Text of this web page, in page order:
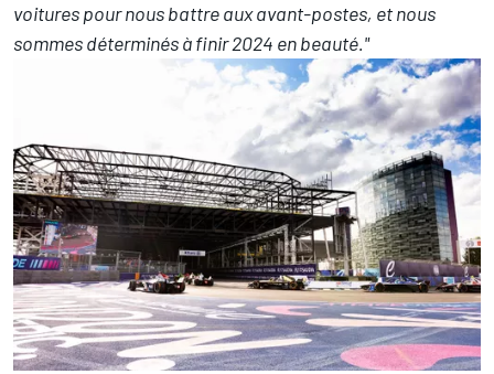
voitures pour nous battre aux avant-postes, et nous
sommes déterminés à finir 2024 en beauté."